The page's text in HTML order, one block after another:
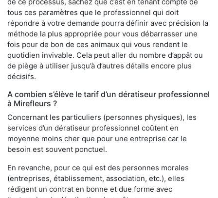
de ce processus, sachez que c’est en tenant compte de
tous ces paramètres que le professionnel qui doit
répondre à votre demande pourra définir avec précision la
méthode la plus appropriée pour vous débarrasser une
fois pour de bon de ces animaux qui vous rendent le
quotidien invivable. Cela peut aller du nombre d’appât ou
de piège à utiliser jusqu’à d’autres détails encore plus
décisifs.
A combien s’élève le tarif d’un dératiseur professionnel
à Mirefleurs ?
Concernant les particuliers (personnes physiques), les
services d’un dératiseur professionnel coûtent en
moyenne moins cher que pour une entreprise car le
besoin est souvent ponctuel.
En revanche, pour ce qui est des personnes morales
(entreprises, établissement, association, etc.), elles
rédigent un contrat en bonne et due forme avec